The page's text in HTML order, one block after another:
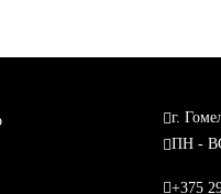
г.
ПН -
+375